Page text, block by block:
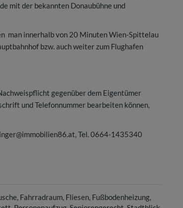
mit der bekannten Donaubühne und
man innerhalb von 20 Minuten Wien-Spittelau
bzw. auch weiter zum Flughafen
gegenüber dem Eigentümer
und Telefonnummer bearbeiten können,
Tel. 0664-1435340
Fahrradraum Fliesen Fußbodenheizung